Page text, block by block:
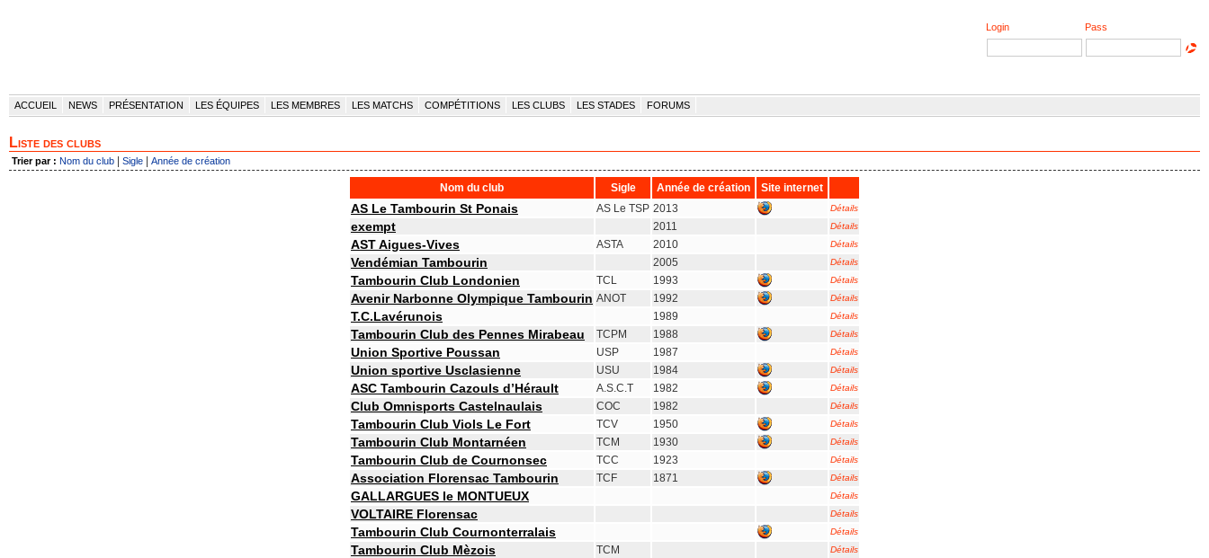
Login Pass
ACCUEIL NEWS PRÉSENTATION LES ÉQUIPES LES MEMBRES LES MATCHS COMPÉTITIONS LES CLUBS LES STADES FORUMS
Liste des clubs
Trier par : Nom du club Sigle Année de création
Nom du club Sigle Année de création Site internet
AS Le Tambourin St Ponais AS Le TSP 2013 Détails
exempt 2011 Détails
AST Aigues-Vives ASTA 2010 Détails
Vendémian Tambourin 2005 Détails
Tambourin Club Londonien TCL 1993 Détails
Avenir Narbonne Olympique Tambourin ANOT 1992 Détails
T.C.Lavérunois 1989 Détails
Tambourin Club des Pennes Mirabeau TCPM 1988 Détails
Union Sportive Poussan USP 1987 Détails
Union sportive Usclasienne USU 1984 Détails
ASC Tambourin Cazouls d’Hérault A.S.C.T 1982 Détails
Club Omnisports Castelnaulais COC 1982 Détails
Tambourin Club Viols Le Fort TCV 1950 Détails
Tambourin Club Montarnéen TCM 1930 Détails
Tambourin Club de Cournonsec TCC 1923 Détails
Association Florensac Tambourin TCF 1871 Détails
GALLARGUES le MONTUEUX Détails
VOLTAIRE Florensac Détails
Tambourin Club Cournonterralais Détails
Tambourin Club Mèzois TCM Détails